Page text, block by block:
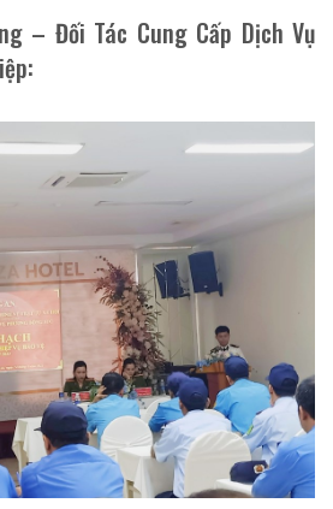
– Đối Tác Cung Cấp Dịch Vụ